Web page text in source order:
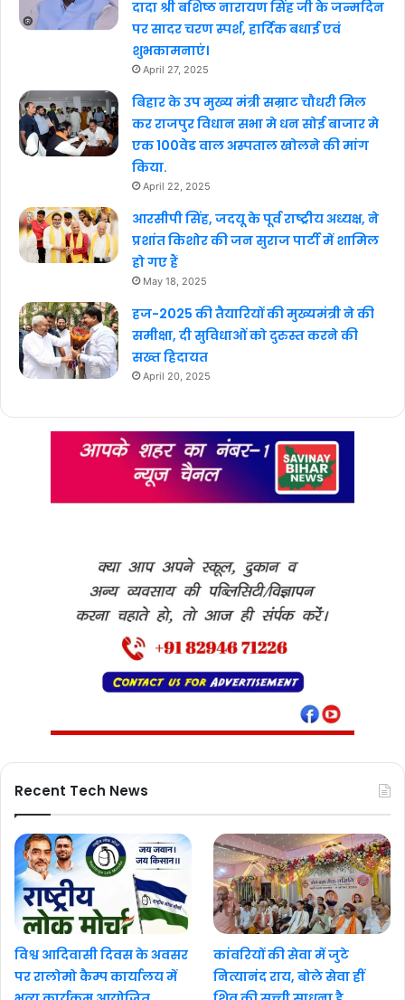
दादा श्री बशिष्ठ नारायण सिंह जी के जन्मदिन
पर सादर चरण स्पर्श, हार्दिक बधाई एवं
शुभकामनाएं।
April 27, 2025
बिहार के उप मुख्य मंत्री सम्राट चौधरी मिल
कर राजपुर विधान सभा मे धन सोई बाजार मे
एक 100वेड वाल अस्पताल खोलने की मांग
किया.
April 22, 2025
आरसीपी सिंह, जदयू के पूर्व राष्ट्रीय अध्यक्ष, ने
प्रशांत किशोर की जन सुराज पार्टी में शामिल
हो गए हैं
May 18, 2025
हज-2025 की तैयारियों की मुख्यमंत्री ने की
समीक्षा, दी सुविधाओं को दुरुस्त करने की
सख्त हिदायत
April 20, 2025
Recent Tech News
विश्व आदिवासी दिवस के अवसर
पर रालोमो कैम्प कार्यालय में
कांवरियों की सेवा में जुटे
नित्यानंद राय, बोले सेवा हीं